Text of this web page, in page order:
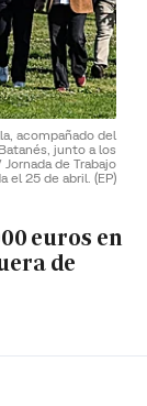
acompañado del
junto a los
de Trabajo
el 25 de abril. (EP)
euros en
de